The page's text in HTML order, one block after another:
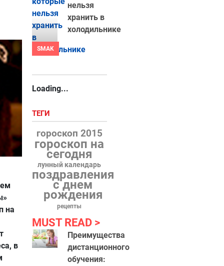
на
в
SMAK
нельзя
хранить в
холодильнике
Loading...
ТЕГИ
гороскоп 2015
гороскоп на
сегодня
лунный календарь
поздравления
с днем
рождения
рецепты
MUST READ
Преимущества
дистанционного
обучения: